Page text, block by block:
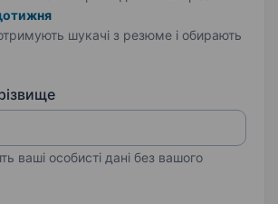
шукачі з резюме і обирають
ваші особисті дані без вашого